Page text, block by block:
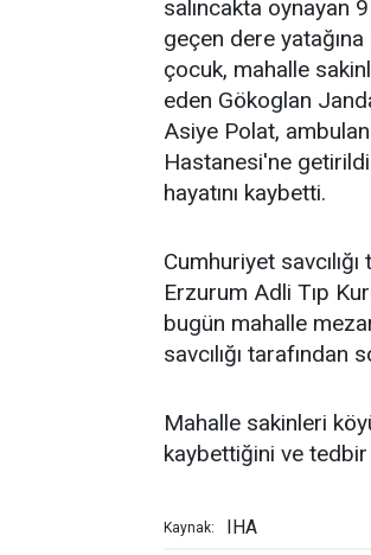
salıncakta oynayan
geçen dere
çocuk, mahalle
eden Gökoglan
Asiye Polat,
Hastanesi'ne
hayatını kaybetti.
Cumhuriyet
Erzurum Adli Tıp
bugün mahalle
savcılığı tarafından
Mahalle sakinleri
kaybettiğini ve tedbir
Kaynak: IHA